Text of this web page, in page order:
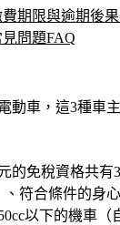
費期限與逾期後
問題FAQ
動車，這3種車
的免稅資格共
、符合條件的身
以下的機車（